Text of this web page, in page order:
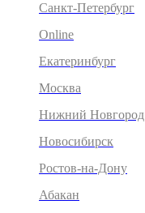
Санкт-Петербург
Online
Екатеринбург
Москва
Нижний Новгород
Новосибирск
Ростов-на-Дону
Абакан